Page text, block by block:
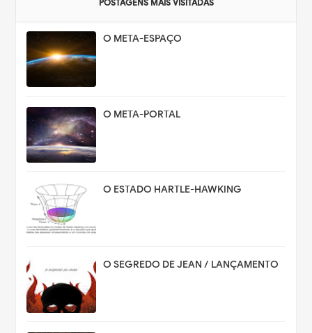
POSTAGENS MAIS VISITADAS
O META-ESPAÇO
O META-PORTAL
O ESTADO HARTLE-HAWKING
O SEGREDO DE JEAN / LANÇAMENTO